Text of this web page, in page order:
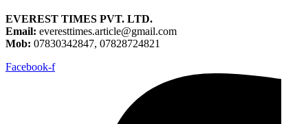
EVEREST TIMES PVT. LTD.
Email: everesttimes.article@gmail.com
Mob: 07830342847, 07828724821
Facebook-f